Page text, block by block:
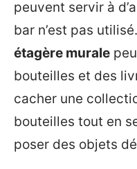
peuvent servir à
bar n’est pas
étagère murale
bouteilles et des
cacher une
bouteilles tout en
poser des objets